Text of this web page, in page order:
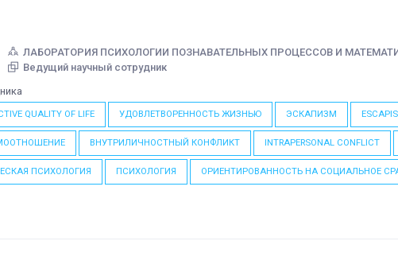
ЛАБОРАТОРИЯ ПСИХОЛОГИИ ПОЗНАВАТЕЛЬНЫХ ПРОЦЕССОВ И
Ведущий научный сотрудник
QUALITY OF LIFE УДОВЛЕТВОРЕННОСТЬ ЖИЗНЬЮ ЭСКАПИЗМ
ВНУТРИЛИЧНОСТНЫЙ КОНФЛИКТ INTRAPERSONAL CONFLICT
ПСИХОЛОГИЯ ПСИХОЛОГИЯ ОРИЕНТИРОВАННОСТЬ НА СОЦИАЛЬНОЕ